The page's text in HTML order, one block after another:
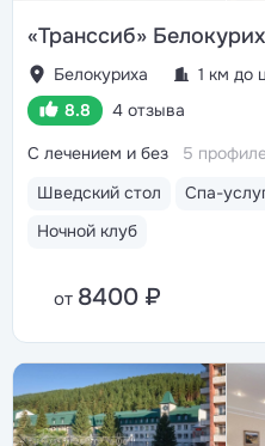
«Транссиб»
Белокуриха
1 км до
8.8
4 отзыва
Шведский стол Спа-
Ночной клуб
С лечением и без 5
от 8400 ₽